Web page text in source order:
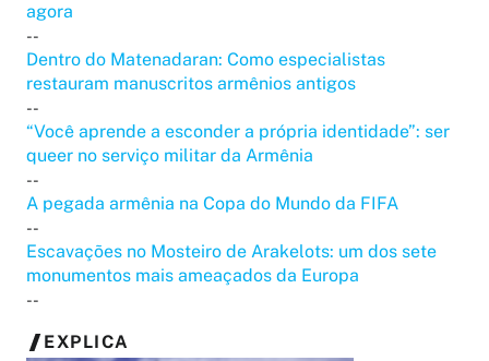
agora
--
Dentro do Matenadaran: Como especialistas
restauram manuscritos armênios antigos
--
“Você aprende a esconder a própria identidade”: ser
queer no serviço militar da Armênia
--
A pegada armênia na Copa do Mundo da FIFA
--
Escavações no Mosteiro de Arakelots: um dos sete
monumentos mais ameaçados da Europa
--
EXPLICA